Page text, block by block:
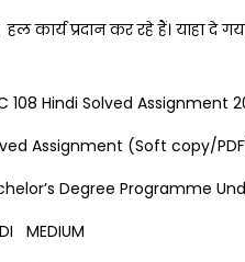
कार्य प्रदान कर रहे हैं। याहा दे
Assignment
(Soft copy/
Under